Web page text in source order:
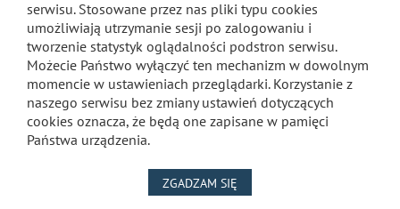
serwisu. Stosowane przez nas pliki typu cookies
umożliwiają utrzymanie sesji po zalogowaniu i
tworzenie statystyk oglądalności podstron serwisu.
Możecie Państwo wyłączyć ten mechanizm w dowolnym
momencie w ustawieniach przeglądarki. Korzystanie z
naszego serwisu bez zmiany ustawień dotyczących
cookies oznacza, że będą one zapisane w pamięci
Państwa urządzenia.
ZGADZAM SIĘ